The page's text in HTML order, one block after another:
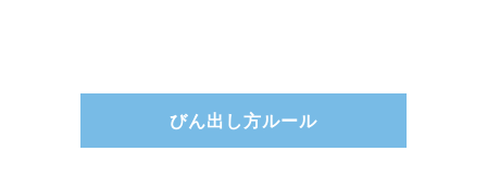
びん出し方ルール